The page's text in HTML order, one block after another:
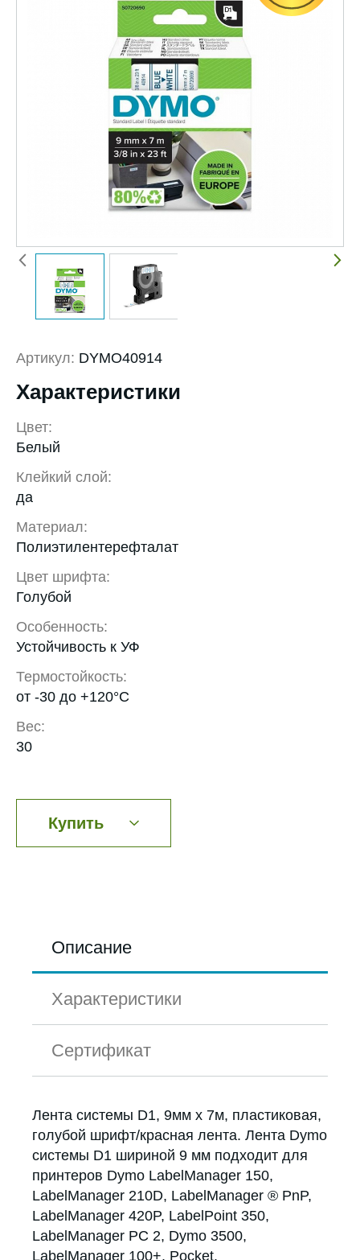
Артикул: DYMO40914
Характеристики
Цвет:
Белый
Клейкий слой:
да
Материал:
Полиэтилентерефталат
Цвет шрифта:
Голубой
Особенность:
Устойчивость к УФ
Термостойкость:
от -30 до +120°С
Вес:
30
Купить
Описание
Характеристики
Сертификат
Лента системы D1, 9мм х 7м, пластиковая,
голубой шрифт/красная лента. Лента Dymo
системы D1 шириной 9 мм подходит для
принтеров Dymo LabelManager 150,
LabelManager 210D, LabelManager ® PnP,
LabelManager 420P, LabelPoint 350,
LabelManager PC 2, Dymo 3500,
LabelManager 100+, Pocket.